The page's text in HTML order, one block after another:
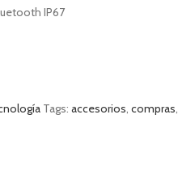
IP67
Tags: accesorios, compras,